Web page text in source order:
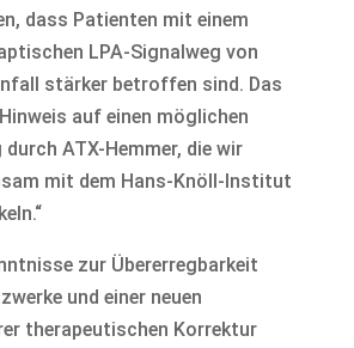
dass Patienten mit einem
LPA-Signalweg von
stärker betroffen sind. Das
auf einen möglichen
ATX-Hemmer, die wir
mit dem Hans-Knöll-Institut
zur Übererregbarkeit
und einer neuen
therapeutischen Korrektur